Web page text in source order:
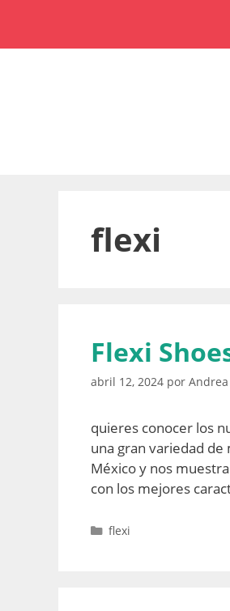
contenido
flexi
Flexi
abril 12, 2024 por Andrea
quieres conocer los
una gran variedad de
México y nos
con los mejores
Categorías
flexi